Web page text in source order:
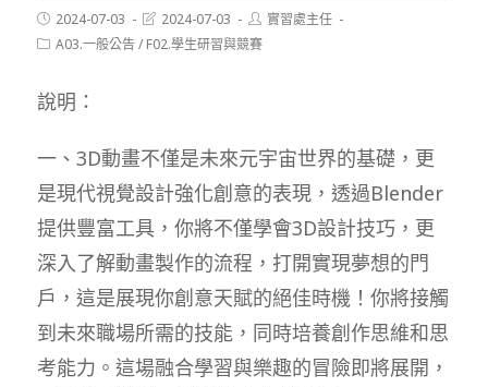
Post
published:
2024-07-03
Post
modified:
2024-07-03
Post
author:
實習處主任
PostA03.一般公告/ F02.學生研習與競賽
說明：
一、3D動畫不僅是未來元宇宙世界的基礎，更
是現代視覺設計強化創意的表現，透過Blender
提供豐富工具，你將不僅學會3D設計技巧，更
深入了解動畫製作的流程，打開實現夢想的門
戶，這是展現你創意天賦的絕佳時機！你將接觸
到未來職場所需的技能，同時培養創作思維和思
考能力。這場融合學習與樂趣的冒險即將展開，